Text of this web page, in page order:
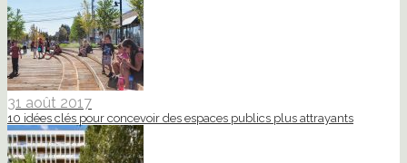
31 août 2017
10 idées clés pour concevoir des espaces publics plus attrayants